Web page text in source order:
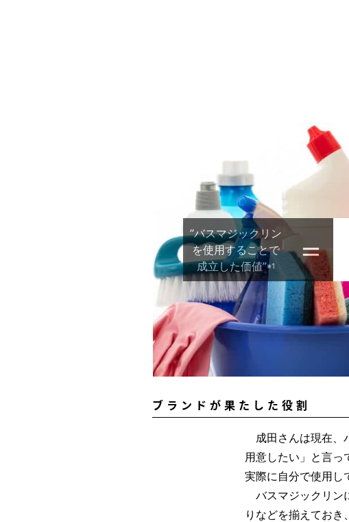
”バスマジックリン
を使用することで
成立した価値”※1 ＝
ブランドが果たした役割
成田さんは現在、
用意したい」と言っ
実際に自分で使用し
バスマジックリン
りなどを揃えてお